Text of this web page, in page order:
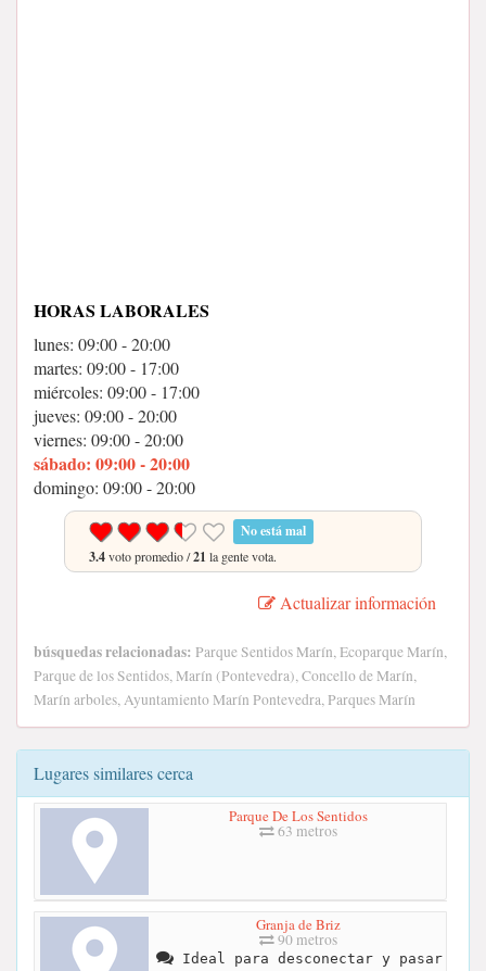
HORAS LABORALES
lunes: 09:00 - 20:00
martes: 09:00 - 17:00
miércoles: 09:00 - 17:00
jueves: 09:00 - 20:00
viernes: 09:00 - 20:00
sábado: 09:00 - 20:00
domingo: 09:00 - 20:00
No está mal
3.4voto promedio /21 la gente vota.
Actualizar información
búsquedas relacionadas: Parque Sentidos Marín, Ecoparque Marín,
Parque de los Sentidos, Marín (Pontevedra), Concello de Marín,
Marín arboles, Ayuntamiento Marín Pontevedra, Parques Marín
Lugares similares cerca
Parque De Los Sentidos
63 metros
Granja de Briz
90 metros
Ideal para desconectar y pasar